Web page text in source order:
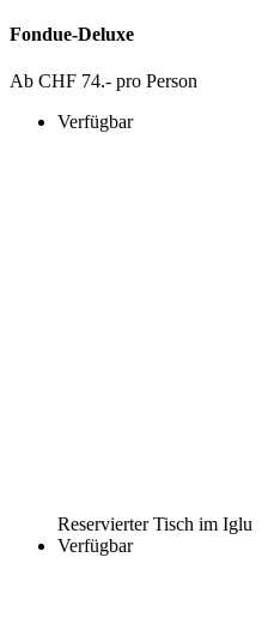
Fondue-Deluxe
Ab CHF 74.- pro Person
Verfügbar
Reservierter Tisch im Iglu
Verfügbar